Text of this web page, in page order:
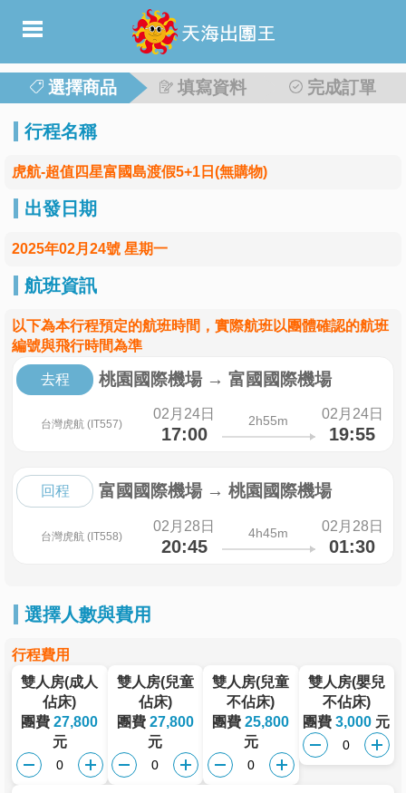
選擇商品 填寫資料 完成訂單
行程名稱
虎航-超值四星富國島渡假5+1日(無購物)
出發日期
2025年02月24號 星期一
航班資訊
以下為本行程預定的航班時間，實際航班以團體確認的航班
編號與飛行時間為準
去程 桃園國際機場 → 富國國際機場
台灣虎航 (IT557)
02月24日
17:00
2h55m 02月24日
19:55
回程 富國國際機場 → 桃園國際機場
台灣虎航 (IT558)
02月28日
20:45
4h45m 02月28日
01:30
選擇人數與費用
行程費用
雙人房(成人
佔床)
團費27,800
元
雙人房(兒童
佔床)
團費 27,800
元
雙人房(兒童
不佔床)
團費25,800
元
雙人房(嬰兒
不佔床)
團費3,000 元